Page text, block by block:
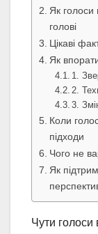
Як
голові
Цікаві
Як
1.
2.
3.
Коли
підходи
Чого не
Як
Чути голоси